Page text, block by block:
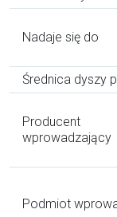
Nadaje się do
Średnica dyszy
Producent
wprowadzający
Podmiot